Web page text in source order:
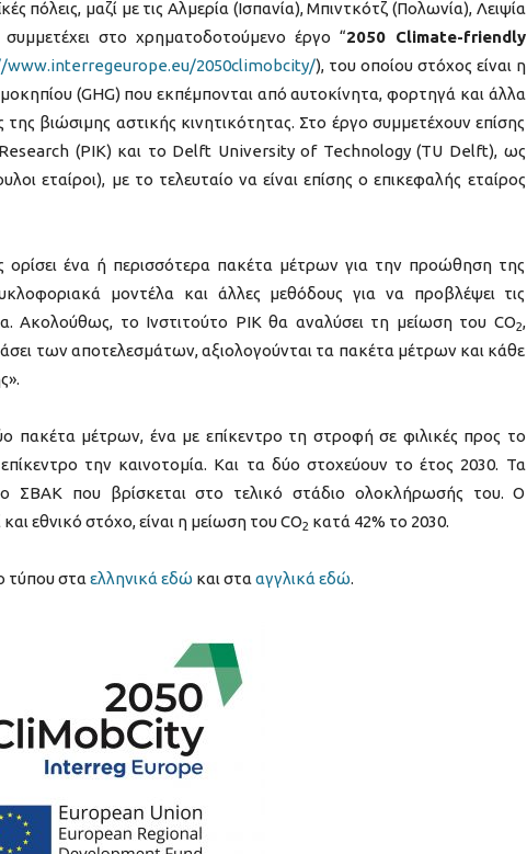
πόλεις, μαζί με τις Αλμερία (Ισπανία), Μπιντκότζ (Πολωνία), Λειψία
στο χρηματοδοτούμενο έργο “2050 Climate-friendly
www.interregeurope.eu/2050climobcity/), του οποίου στόχος είναι η
(GHG) που εκπέμπονται από αυτοκίνητα, φορτηγά και άλλα
βιώσιμης αστικής κινητικότητας. Στο έργο συμμετέχουν επίσης
(PIK) και το Delft University of Technology (TU Delft), ως
εταίροι), με το τελευταίο να είναι επίσης ο επικεφαλής εταίρος
ορίσει ένα ή περισσότερα πακέτα μέτρων για την προώθηση της
μοντέλα και άλλες μεθόδους για να προβλέψει τις
Ακολούθως, το Ινστιτούτο PIK θα αναλύσει τη μείωση του CO2,
των αποτελεσμάτων, αξιολογούνται τα πακέτα μέτρων και κάθε
πακέτα μέτρων, ένα με επίκεντρο τη στροφή σε φιλικές προς το
την καινοτομία. Και τα δύο στοχεύουν το έτος 2030. Τα
ΣΒΑΚ που βρίσκεται στο τελικό στάδιο ολοκλήρωσής του. Ο
εθνικό στόχο, είναι η μείωση του CO2 κατά 42% το 2030.
τύπου στα ελληνικά εδώ και στα αγγλικά εδώ.